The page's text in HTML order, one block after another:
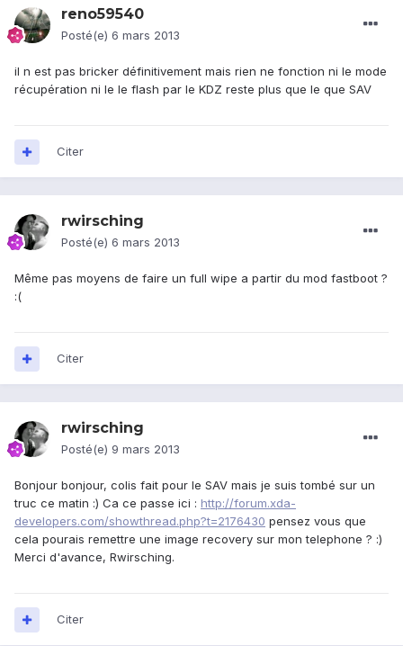
reno59540
Posté(e) 6 mars 2013
il n est pas bricker définitivement mais rien ne fonction ni le mode
récupération ni le le flash par le KDZ reste plus que le que SAV
Citer
rwirsching
Posté(e) 6 mars 2013
Même pas moyens de faire un full wipe a partir du mod fastboot ?
:(
Citer
rwirsching
Posté(e) 9 mars 2013
Bonjour bonjour, colis fait pour le SAV mais je suis tombé sur un
truc ce matin :) Ca ce passe ici : http://forum.xda-
developers.com/showthread.php?t=2176430 pensez vous que
cela pourais remettre une image recovery sur mon telephone ? :)
Merci d'avance, Rwirsching.
Citer